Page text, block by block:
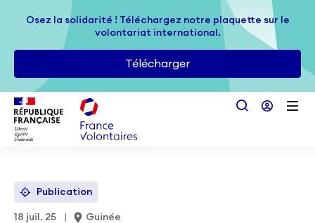
Passer au contenu principal
Osez la solidarité ! Téléchargez notre plaquette sur le
volontariat international.
Télécharger
Osez la solidarité ! Téléchargez notre plaquette sur le
volontariat international.
Télécharger
Publication
18 juil. 25 Guinée